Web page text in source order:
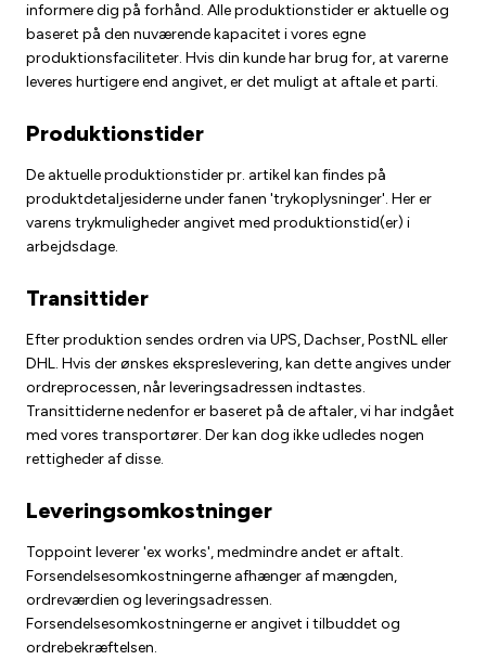
informere dig på forhånd. Alle produktionstider er aktuelle og
baseret på den nuværende kapacitet i vores egne
produktionsfaciliteter. Hvis din kunde har brug for, at varerne
leveres hurtigere end angivet, er det muligt at aftale et parti.
Produktionstider
De aktuelle produktionstider pr. artikel kan findes på
produktdetaljesiderne under fanen 'trykoplysninger'. Her er
varens trykmuligheder angivet med produktionstid(er) i
arbejdsdage.
Transittider
Efter produktion sendes ordren via UPS, Dachser, PostNL eller
DHL. Hvis der ønskes ekspreslevering, kan dette angives under
ordreprocessen, når leveringsadressen indtastes.
Transittiderne nedenfor er baseret på de aftaler, vi har indgået
med vores transportører. Der kan dog ikke udledes nogen
rettigheder af disse.
Leveringsomkostninger
Toppoint leverer 'ex works', medmindre andet er aftalt.
Forsendelsesomkostningerne afhænger af mængden,
ordreværdien og leveringsadressen.
Forsendelsesomkostningerne er angivet i tilbuddet og
ordrebekræftelsen.